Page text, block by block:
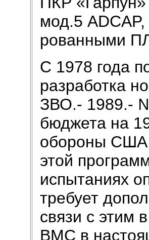
мод.5
рованными
С 1978 года
разработка
ЗВО.- 1989.-
бюджета на
обороны США
этой
испытаниях
требует
связи с этим
ВМС в